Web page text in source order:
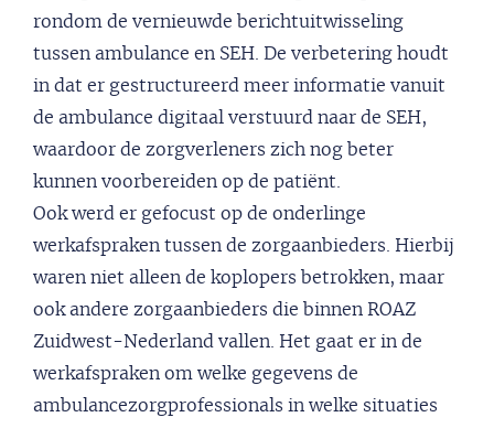
rondom de vernieuwde berichtuitwisseling
tussen ambulance en SEH. De verbetering houdt
in dat er gestructureerd meer informatie vanuit
de ambulance digitaal verstuurd naar de SEH,
waardoor de zorgverleners zich nog beter
kunnen voorbereiden op de patiënt.
Ook werd er gefocust op de onderlinge
werkafspraken tussen de zorgaanbieders. Hierbij
waren niet alleen de koplopers betrokken, maar
ook andere zorgaanbieders die binnen ROAZ
Zuidwest-Nederland vallen. Het gaat er in de
werkafspraken om welke gegevens de
ambulancezorgprofessionals in welke situaties